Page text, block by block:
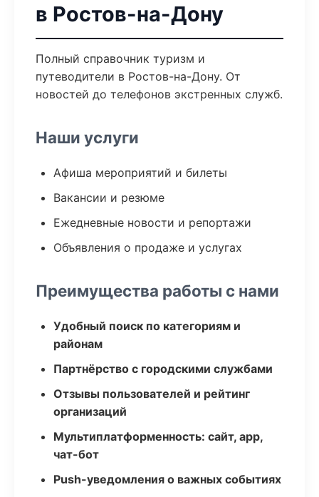
в Ростов-на-Дону
Полный справочник туризм и
путеводители в Ростов-на-Дону. От
новостей до телефонов экстренных служб.
Наши услуги
Афиша мероприятий и билеты
Вакансии и резюме
Ежедневные новости и репортажи
Объявления о продаже и услугах
Преимущества работы с нами
Удобный поиск по категориям и
районам
Партнёрство с городскими службами
Отзывы пользователей и рейтинг
организаций
Мультиплатформенность: сайт, app,
чат-бот
Push-уведомления о важных событиях